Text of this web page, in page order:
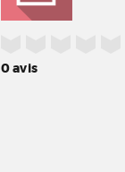
0avis